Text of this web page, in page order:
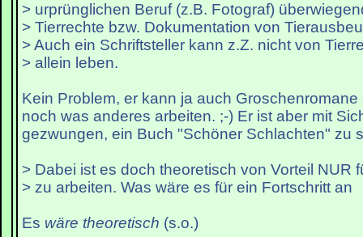
> urprünglichen Beruf (z.B. Fotograf)
> Tierrechte bzw. Dokumentation von
> Auch ein Schriftsteller kann z.Z. nicht von
> allein leben.
Kein Problem, er kann ja auch
noch was anderes arbeiten. ;-) Er ist aber mit
gezwungen, ein Buch "Schöner Schlachten" zu
> Dabei ist es doch theoretisch von Vorteil NUR
> zu arbeiten. Was wäre es für ein Fortschritt an
Es wäre theoretisch (s.o.)